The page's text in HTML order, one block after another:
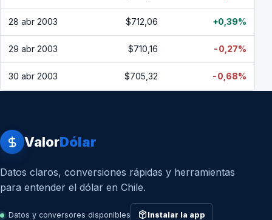
28 abr 2003 $712,06 +0,39%
29 abr 2003 $710,16 -0,27%
30 abr 2003 $705,32 -0,68%
ValorDólar
Datos claros, conversiones rápidas y herramientas
para entender el dólar en Chile.
Datos y conversores disponibles Instalar la app